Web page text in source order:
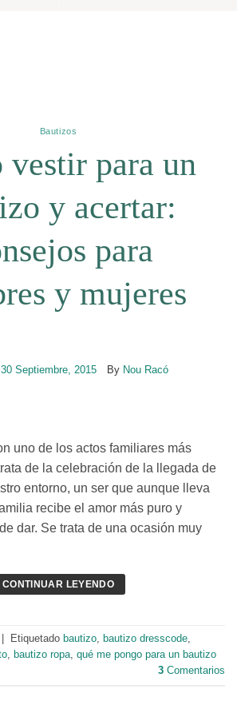
Bautizos
vestir para un
y acertar:
para
y mujeres
30 Septiembre, 2015 By Nou Racó
uno de los actos familiares más
de la celebración de la llegada de
entorno, un ser que aunque lleva
recibe el amor más puro y
dar. Se trata de una ocasión muy
CONTINUAR LEYENDO
Etiquetado bautizo bautizo dresscode
bautizo ropa qué me pongo para un bautizo
3 Comentarios